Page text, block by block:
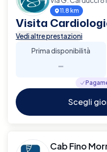
11.8 km
Visita
Vedi altre prestazioni
Prima disponibilità
-
Scegli
Cab Fino